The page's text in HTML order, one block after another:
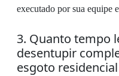
executado por sua equipe
3. Quanto tempo
desentupir
esgoto